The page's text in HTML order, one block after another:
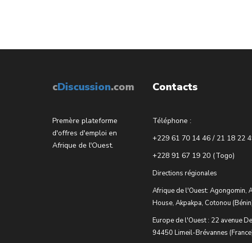
cDiscussion.com
Premère plateforme
d'offres d'emploi en
Afrique de l'Ouest.
Contacts
Téléphone :
+229 61 70 14 46 / 21 18 22
+228 91 67 19 20 (Togo)
Directions régionales
Afrique de l'Ouest: Agongomin,
House, Akpakpa, Cotonou
Europe de l'Ouest : 22 avenue
94450 Limeil-Brévannes